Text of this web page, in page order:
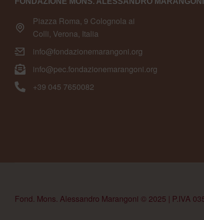
Piazza Roma, 9 Colognola ai
Colli, Verona, Italia
info@fondazionemarangoni.org
info@pec.fondazionemarangoni.org
+39 045 7650082
Fond. Mons. Alessandro Marangoni © 2025 | P.IVA